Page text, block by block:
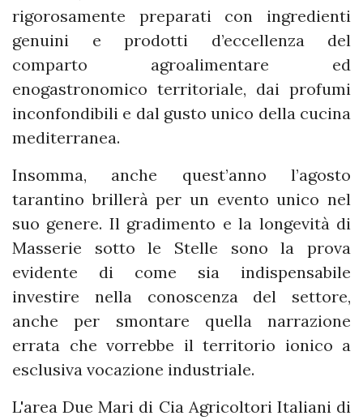
rigorosamente preparati con ingredienti
genuini e prodotti d’eccellenza del
comparto agroalimentare ed
enogastronomico territoriale, dai profumi
inconfondibili e dal gusto unico della cucina
mediterranea.
Insomma, anche quest’anno l’agosto
tarantino brillerà per un evento unico nel
suo genere. Il gradimento e la longevità di
Masserie sotto le Stelle sono la prova
evidente di come sia indispensabile
investire nella conoscenza del settore,
anche per smontare quella narrazione
errata che vorrebbe il territorio ionico a
esclusiva vocazione industriale.
L'area Due Mari di Cia Agricoltori Italiani di